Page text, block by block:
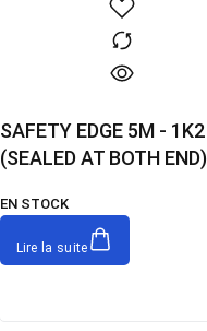
SAFETY EDGE 5M - 1K2
(SEALED AT BOTH END)
EN STOCK
Lire la suite